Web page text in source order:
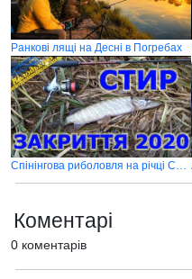
Ранкові лящі на Десні в Погребах
Спінінгова риболовля на річці Стир перед Новим роком
Коментарі
0 коментарів